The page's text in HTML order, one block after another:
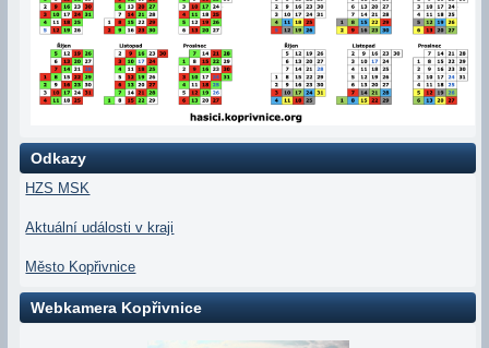
Odkazy
HZS MSK
Aktuální události v kraji
Město Kopřivnice
Webkamera Kopřivnice